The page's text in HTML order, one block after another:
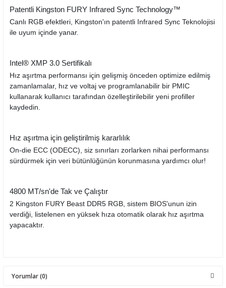
Patentli Kingston FURY Infrared Sync Technology™
Canlı RGB efektleri, Kingston'ın patentli Infrared Sync Teknolojisi
ile uyum içinde yanar.
Intel® XMP 3.0 Sertifikalı
Hız aşırtma performansı için gelişmiş önceden optimize edilmiş
zamanlamalar, hız ve voltaj ve programlanabilir bir PMIC
kullanarak kullanıcı tarafından özelleştirilebilir yeni profiller
kaydedin.
Hız aşırtma için geliştirilmiş kararlılık
On-die ECC (ODECC), siz sınırları zorlarken nihai performansı
sürdürmek için veri bütünlüğünün korunmasına yardımcı olur!
4800 MT/sn'de Tak ve Çalıştır
2 Kingston FURY Beast DDR5 RGB, sistem BIOS'unun izin
verdiği, listelenen en yüksek hıza otomatik olarak hız aşırtma
yapacaktır.
Yorumlar (0)